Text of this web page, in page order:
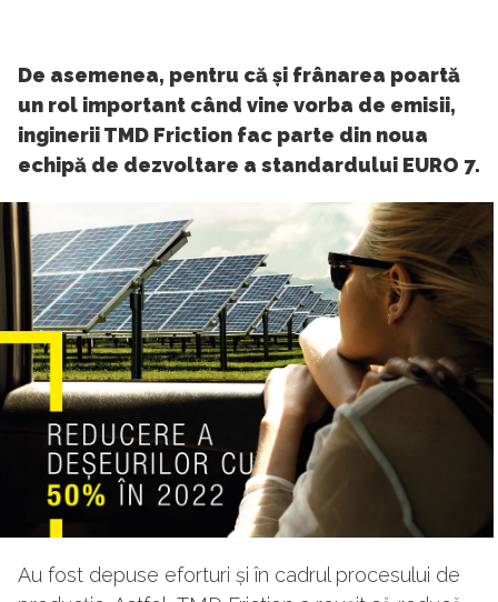
De asemenea, pentru că și frânarea poartă
un rol important când vine vorba de emisii,
inginerii TMD Friction fac parte din noua
echipă de dezvoltare a standardului EURO 7.
Au fost depuse eforturi și în cadrul procesului de